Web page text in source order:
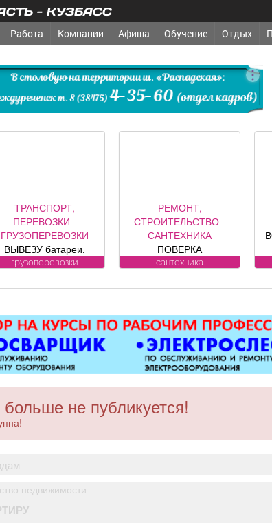
- КУЗБАСС
Работа Компании Афиша Обучение Отдых
-
печки,
РЕМОНТ,
СТРОИТЕЛЬСТВО -
САНТЕХНИКА
ПОВЕРКА
ВОДОСЧЕТЧИКОВ на
замена, регистрация.
сантехника
«Д»
категории
ТКРФ;
гарантии и
в
не публикуется!
недвижимости